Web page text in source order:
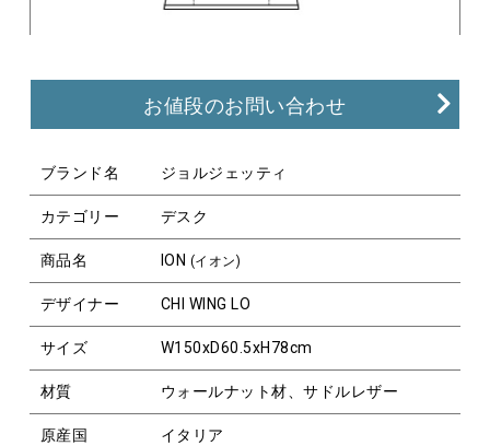
お値段のお問い合わせ
ブランド名 ジョルジェッティ
カテゴリー デスク
商品名 ION (イオン)
デザイナー CHI WING LO
サイズ W150xD60.5xH78cm
材質 ウォールナット材、サドルレザー
原産国 イタリア